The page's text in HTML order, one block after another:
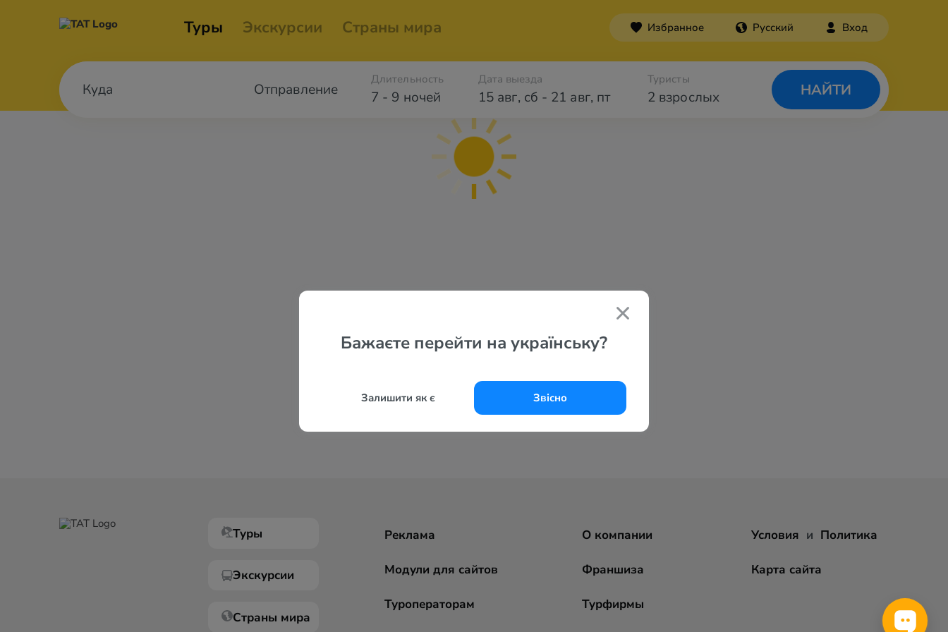
Туры Экскурсии Страны мира Избранное Русский Вход
Отправление 7 - 9 ночей
Длительность Дата выезда
15 авг, сб - 21 авг, пт 2 взрослых
Туристы
НАЙТИ
Бажаєте перейти на українську?
Залишити як є Звісно
Туры
Экскурсии
Страны мира
Реклама
Модули для сайтов
Туроператорам
О компании
Франшиза
Турфирмы
Условия и Политика
Карта сайта